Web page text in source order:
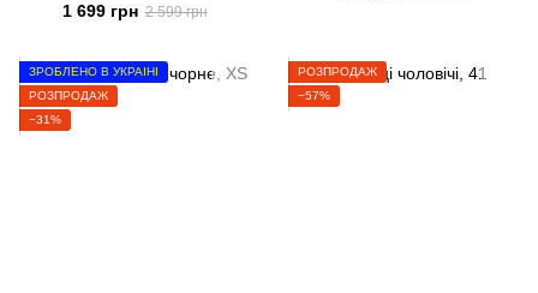
1 699 грн 2 599 грн
ЗРОБЛЕНО В УКРАЇНІ
РОЗПРОДАЖ
−31%
РОЗПРОДАЖ
−57%